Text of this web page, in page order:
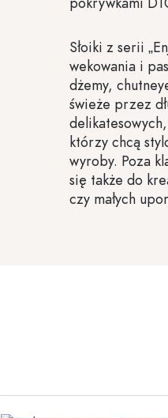
Słoiki z serii
wekowania i
dżemy,
świeże przez
którzy chcą
wyroby. Poza
się także do
czy małych